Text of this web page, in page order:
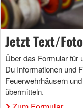
Jetzt Text/
Über das Formular für
Du Informationen und
Feuerwehrhäusern
übermitteln.